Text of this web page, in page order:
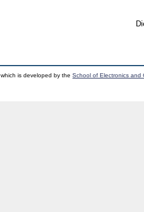
which is developed by theSchool of Electronics and